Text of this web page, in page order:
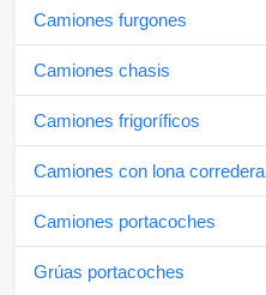
Camiones furgones
Camiones chasis
Camiones frigoríficos
Camiones con lona corredera
Camiones portacoches
Grúas portacoches